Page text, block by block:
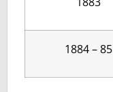
1884 – 85